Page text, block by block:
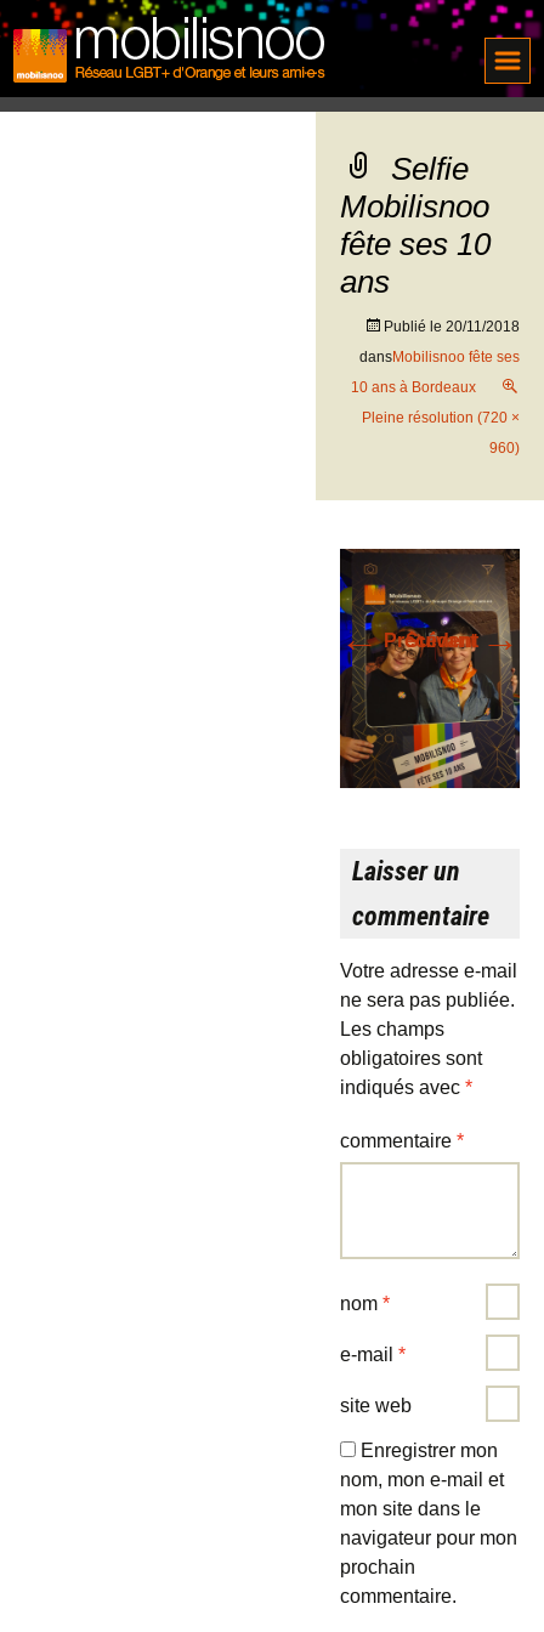
Selfie
Mobilisnoo
fête ses 10
ans
Publié le 20/11/2018
dansMobilisnoo fête ses
10 ans à Bordeaux
Pleine résolution (720 ×
960)
←Précédent
Suivant→
Laisser un
commentaire
Votre adresse e-mail
ne sera pas publiée.
Les champs
obligatoires sont
indiqués avec *
commentaire *
nom *
e-mail *
site web
Enregistrer mon
nom, mon e-mail et
mon site dans le
navigateur pour mon
prochain
commentaire.